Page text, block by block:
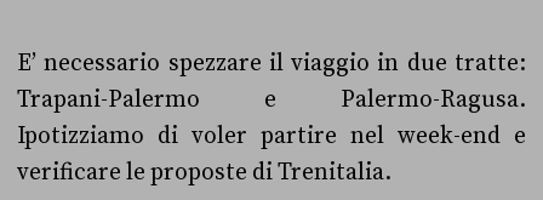
E’ necessario spezzare il viaggio in due tratte:
Trapani-Palermo e Palermo-Ragusa.
Ipotizziamo di voler partire nel week-end e
verificare le proposte di Trenitalia.